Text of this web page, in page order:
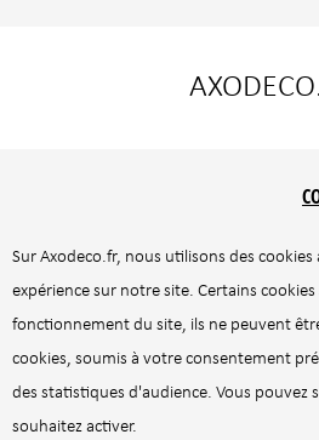
Politique de confidentialité
Contactez-nous
Gestion des cookies
SurAxodeco.fr, nous utilisons des
expérience sur notre site. Certains
fonctionnement du site, ils ne peuvent
cookies, soumis à votre consentement
des statistiques d'audience. Vous pouvez
souhaitez activer.